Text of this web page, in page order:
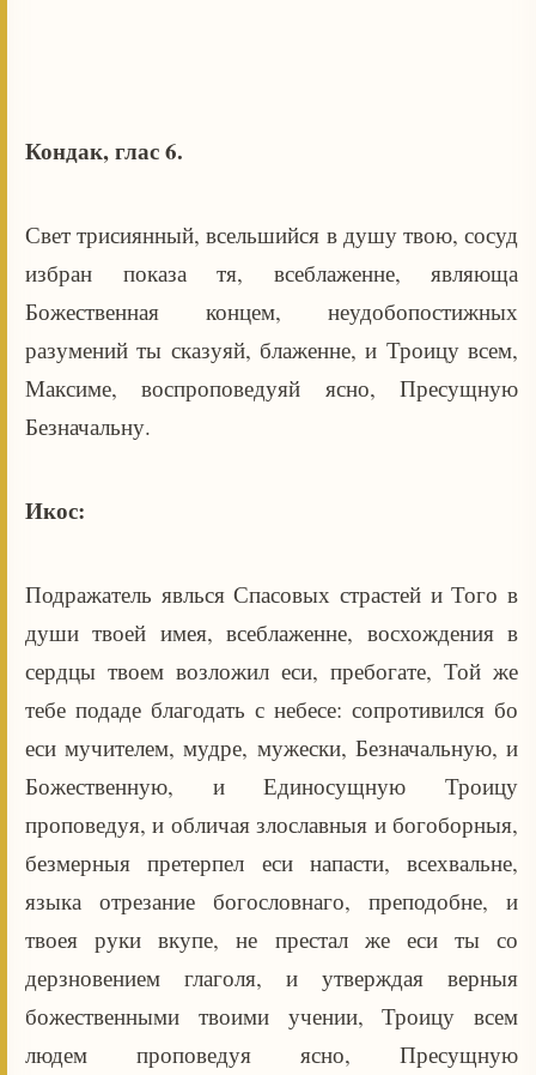
Кондак, глас 6.
Свет трисиянный, всельшийся в душу твою, сосуд
избран показа тя, всеблаженне, являюща
Божественная концем, неудобопостижных
разумений ты сказуяй, блаженне, и Троицу всем,
Максиме, воспроповедуяй ясно, Пресущную
Безначальну.
Икос:
Подражатель явлься Спасовых страстей и Того в
души твоей имея, всеблаженне, восхождения в
сердцы твоем возложил еси, пребогате, Той же
тебе подаде благодать с небесе: сопротивился бо
еси мучителем, мудре, мужески, Безначальную, и
Божественную, и Единосущную Троицу
проповедуя, и обличая злославныя и богоборныя,
безмерныя претерпел еси напасти, всехвальне,
языка отрезание богословнаго, преподобне, и
твоея руки вкупе, не престал же еси ты со
дерзновением глаголя, и утверждая верныя
божественными твоими учении, Троицу всем
людем проповедуя ясно, Пресущную